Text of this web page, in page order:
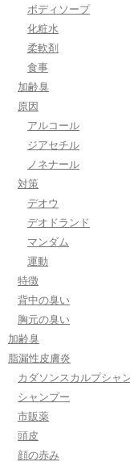
ボディソープ
化粧水
柔軟剤
食事
加齢臭
原因
アルコール
ジアセチル
ノネナール
対策
デオウ
デオドランド
マンダム
運動
特徴
背中の臭い
胸元の臭い
加齢臭
脂漏性皮膚炎
カダソンスカルプシャ
シャンプー
市販薬
頭皮
顔の赤み